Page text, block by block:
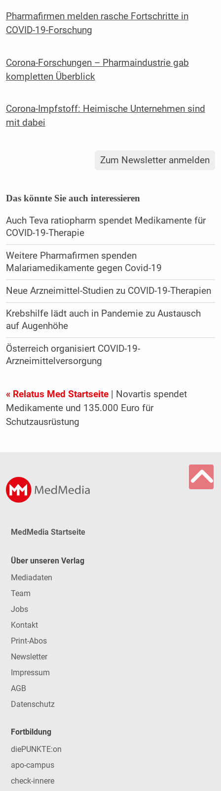
Pharmafirmen melden rasche Fortschritte in
COVID-19-Forschung
Corona-Forschungen – Pharmaindustrie gab
kompletten Überblick
Corona-Impfstoff: Heimische Unternehmen sind
mit dabei
Zum Newsletter anmelden
Das könnte Sie auch interessieren
Auch Teva ratiopharm spendet Medikamente für
COVID-19-Therapie
Weitere Pharmafirmen spenden
Malariamedikamente gegen Covid-19
Neue Arzneimittel-Studien zu COVID-19-Therapien
Krebshilfe lädt auch in Pandemie zu Austausch
auf Augenhöhe
Österreich organisiert COVID-19-
Arzneimittelversorgung
« Relatus Med Startseite| Novartis spendet
Medikamente und 135.000 Euro für
Schutzausrüstung
MedMedia Startseite
Über unseren Verlag
Mediadaten
Team
Jobs
Kontakt
Print-Abos
Newsletter
Impressum
AGB
Datenschutz
Fortbildung
diePUNKTE:on
apo-campus
check-innere